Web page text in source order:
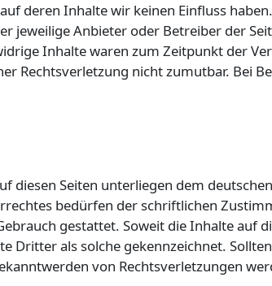
deren Inhalte wir keinen Einfluss
jeweilige Anbieter oder Betreiber der
Inhalte waren zum Zeitpunkt der
Rechtsverletzung nicht zumutbar. Bei
diesen Seiten unterliegen dem
bedürfen der schriftlichen
gestattet. Soweit die Inhalte auf
Dritter als solche gekennzeichnet.
von Rechtsverletzungen